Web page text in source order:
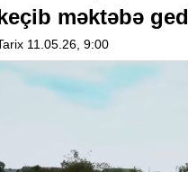
məktəbə
11.05.26, 9:00